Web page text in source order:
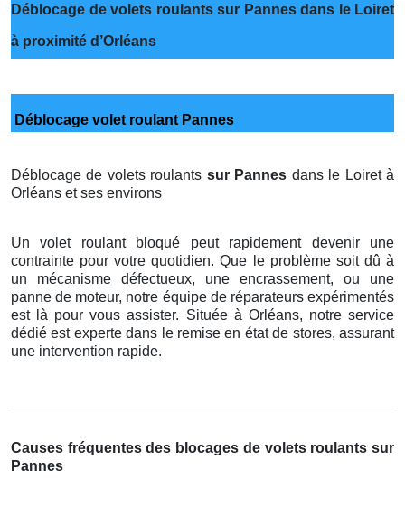
Déblocage de volets roulants sur Pannes dans le Loiret
à proximité d’Orléans
Déblocage volet roulant Pannes
Déblocage de volets roulants sur Pannes dans le Loiret à
Orléans et ses environs
Un volet roulant bloqué peut rapidement devenir une
contrainte pour votre quotidien. Que le problème soit dû à
un mécanisme défectueux, une encrassement, ou une
panne de moteur, notre équipe de réparateurs expérimentés
est là pour vous assister. Située à Orléans, notre service
dédié est experte dans le remise en état de stores, assurant
une intervention rapide.
Causes fréquentes des blocages de volets roulants sur
Pannes